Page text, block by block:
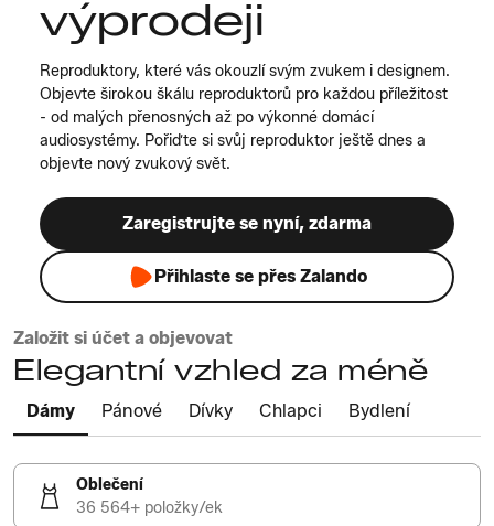
výprodeji
Reproduktory, které vás okouzlí svým zvukem i designem.
Objevte širokou škálu reproduktorů pro každou příležitost
- od malých přenosných až po výkonné domácí
audiosystémy. Pořiďte si svůj reproduktor ještě dnes a
objevte nový zvukový svět.
Zaregistrujte se nyní, zdarma
Přihlaste se přes Zalando
Založit si účet a objevovat
Elegantní vzhled za méně
Dámy Pánové Dívky Chlapci Bydlení
Oblečení
36 564+ položky/ek